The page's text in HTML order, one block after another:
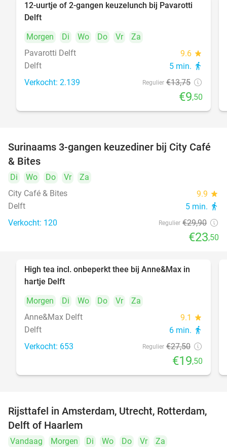
31%
12-uurtje of 2-gangen keuzelunch bij Pavarotti
Delft
Morgen
Di Wo Do Vr
Za
Pavarotti Delft
9.6 star
Delft 5 min. directions_walk
Verkocht: 2.139 Regulier €13,75
€9,50
21%
Surinaams 3-gangen keuzediner bij City Café
& Bites
Di Wo Do Vr
Za
City Café & Bites
9.9 star
Delft 5 min. directions_walk
Verkocht: 120 Regulier €29,90
€23,50
29%
High tea incl. onbeperkt thee bij Anne&Max in
hartje Delft
Morgen
Di Wo Do Vr
Za
Anne&Max Delft
9.1 star
Delft 6 min. directions_walk
Verkocht: 653 Regulier €27,50
€19,50
19%
Rijsttafel in Amsterdam, Utrecht, Rotterdam,
Delft of Haarlem
Vandaag Morgen Di Wo Do Vr Za